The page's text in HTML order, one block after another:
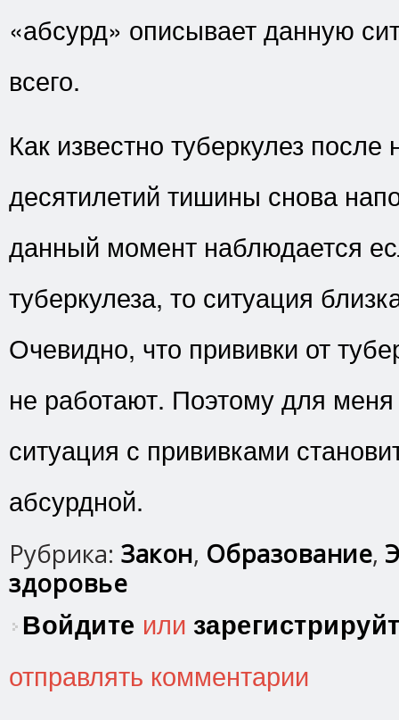
«абсурд» описывает данную
всего.
Как известно туберкулез после
десятилетий тишины снова
данный момент наблюдается
туберкулеза, то ситуация
Очевидно, что прививки от
не работают. Поэтому для меня
ситуация с прививками
абсурдной.
Рубрика: Закон, Образование,
здоровье
Войдите или
отправлять комментарии